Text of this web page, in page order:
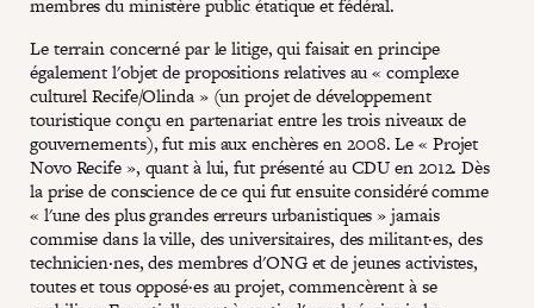
Le terrain concerné par le litige, qui faisait en principe
également l'objet de propositions relatives au « complexe
culturel Recife/Olinda » (un projet de développement
touristique conçu en partenariat entre les trois niveaux de
gouvernements), fut mis aux enchères en 2008. Le « Projet
Novo Recife », quant à lui, fut présenté au CDU en 2012. Dès
la prise de conscience de ce qui fut ensuite considéré comme
« l'une des plus grandes erreurs urbanistiques » jamais
commise dans la ville, des universitaires, des militant·es, des
technicien·nes, des membres d'ONG et de jeunes activistes,
toutes et tous opposé·es au projet, commencèrent à se